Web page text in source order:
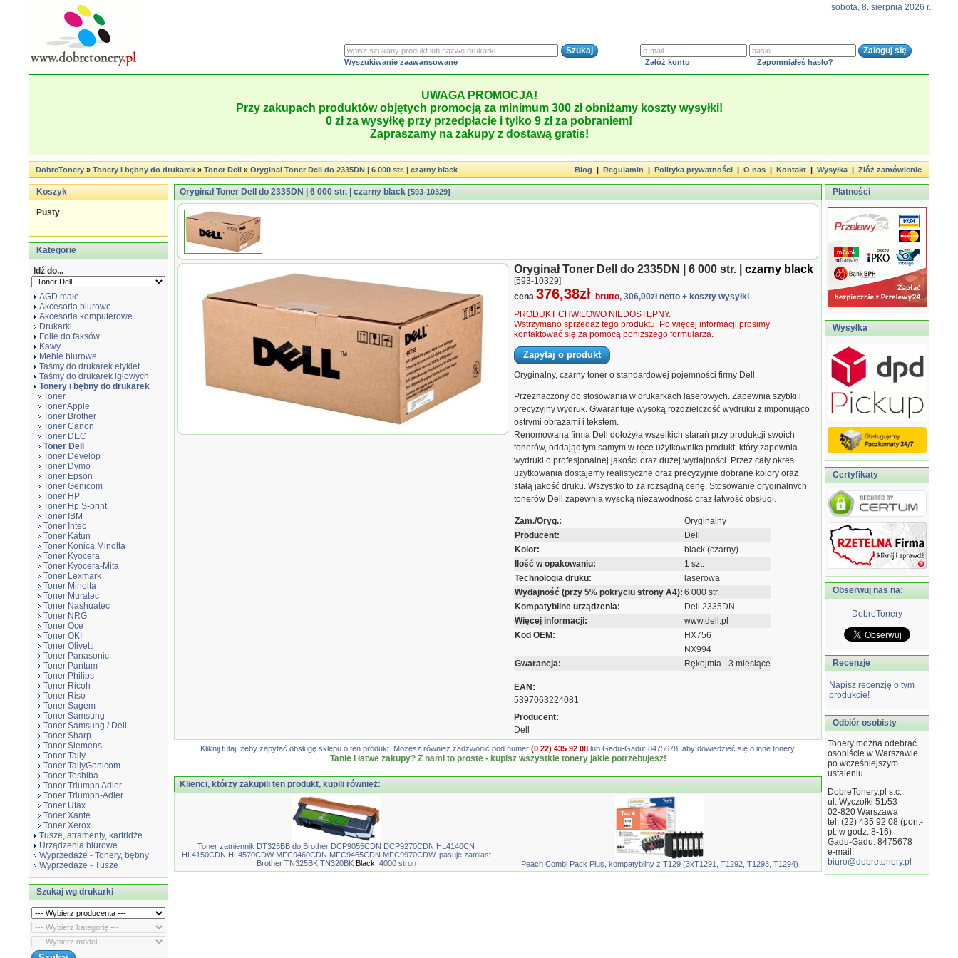
sobota, 8. sierpnia 2026 r.
Wyszukiwanie zaawansowane Załóż konto Zapomniałeś hasło?
UWAGA PROMOCJA!
Przy zakupach produktów objętych promocją za minimum 300 zł obniżamy koszty wysyłki!
0 zł za wysyłkę przy przedpłacie i tylko 9 zł za pobraniem!
Zapraszamy na zakupy z dostawą gratis!
DobreTonery»Tonery i bębny do drukarek»Toner Dell»Oryginał Toner Dell do 2335DN | 6 000 str. | czarny black Blog|Regulamin|Polityka prywatności|O nas|Kontakt|Wysyłka|Złóż zamówienie
Koszyk
Pusty
Kategorie
Idź do...
AGD małe
Akcesoria biurowe
Akcesoria komputerowe
Drukarki
Folie do faksów
Kawy
Meble biurowe
Taśmy do drukarek etykiet
Taśmy do drukarek igłowych
Tonery i bębny do drukarek
Toner
Toner Apple
Toner Brother
Toner Canon
Toner DEC
Toner Dell
Toner Develop
Toner Dymo
Toner Epson
Toner Genicom
Toner HP
Toner Hp S-print
Toner IBM
Toner Intec
Toner Katun
Toner Konica Minolta
Toner Kyocera
Toner Kyocera-Mita
Toner Lexmark
Toner Minolta
Toner Muratec
Toner Nashuatec
Toner NRG
Toner Oce
Toner OKI
Toner Olivetti
Toner Panasonic
Toner Pantum
Toner Philips
Toner Ricoh
Toner Riso
Toner Sagem
Toner Samsung
Toner Samsung / Dell
Toner Sharp
Toner Siemens
Toner Tally
Toner TallyGenicom
Toner Toshiba
Toner Triumph Adler
Toner Triumph-Adler
Toner Utax
Toner Xante
Toner Xerox
Tusze, atramenty, kartridże
Urządzenia biurowe
Wyprzedaże - Tonery, bębny
Wyprzedaże - Tusze
Szukaj wg drukarki
Oryginał Toner Dell do 2335DN | 6 000 str. | czarny black [593-10329]
Oryginał Toner Dell do 2335DN | 6 000 str. | czarny black
Oryginał Toner Dell do 2335DN | 6 000 str. | czarny black
[593-10329]
cena 376,38zł brutto, 306,00zł netto + koszty wysyłki
PRODUKT CHWILOWO NIEDOSTĘPNY.
Wstrzymano sprzedaż tego produktu. Po więcej informacji prosimy
kontaktować się za pomocą poniższego formularza.
Zapytaj o produkt
Oryginalny, czarny toner o standardowej pojemności firmy Dell.
Przeznaczony do stosowania w drukarkach laserowych. Zapewnia szybki i
precyzyjny wydruk. Gwarantuje wysoką rozdzielczość wydruku z imponująco
ostrymi obrazami i tekstem.
Renomowana firma Dell dołożyła wszelkich starań przy produkcji swoich
tonerów, oddając tym samym w ręce użytkownika produkt, który zapewnia
wydruki o profesjonalnej jakości oraz dużej wydajności. Przez cały okres
użytkowania dostajemy realistyczne oraz precyzyjnie dobrane kolory oraz
stałą jakość druku. Wszystko to za rozsądną cenę. Stosowanie oryginalnych
tonerów Dell zapewnia wysoką niezawodność oraz łatwość obsługi.
Zam./Oryg.:
Oryginalny
Producent:
Dell
Kolor:
black (czarny)
Ilość w opakowaniu:
1 szt.
Technologia druku:
laserowa
Wydajność (przy 5% pokryciu strony A4): 6 000 str.
Kompatybilne urządzenia:
Dell 2335DN
Więcej informacji:
www.dell.pl
Kod OEM:
HX756
NX994
Gwarancja:
Rękojmia - 3 miesiące
EAN:
5397063224081
Producent:
Dell
Kliknij tutaj, żeby zapytać obsługę sklepu o ten produkt. Możesz również zadzwonić pod numer (0 22) 435 92 08lub Gadu-Gadu: 8475678, aby dowiedzieć się o inne tonery.
Tanie i łatwe zakupy? Z nami to proste - kupisz wszystkie tonery jakie potrzebujesz!
Klienci, którzy zakupili ten produkt, kupili również:
Toner zamiennik DT325BB do Brother DCP9055CDN DCP9270CDN HL4140CN
HL4150CDN HL4570CDW MFC9460CDN MFC9465CDN MFC9970CDW, pasuje zamiast
Brother TN325BK TN320BK Black , 4000 stron Peach Combi Pack Plus, kompatybilny z T129 (3xT1291, T1292, T1293, T1294)
Płatności
Wysyłka
Certyfikaty
Obserwuj nas na:
DobreTonery
Recenzje
Napisz recenzję o tym
produkcie!
Odbiór osobisty
Tonery można odebrać
osobiście w Warszawie
po wcześniejszym
ustaleniu.
DobreTonery.pl s.c.
ul. Wyczółki 51/53
02-820 Warszawa
tel. (22) 435 92 08 (pon.-
pt. w godz. 8-16)
Gadu-Gadu: 8475678
e-mail:
biuro@dobretonery.pl